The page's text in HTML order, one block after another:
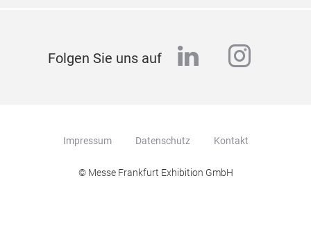
Folgen Sie uns auf linkedin
Impressum Datenschutz Kontakt
© Messe Frankfurt Exhibition GmbH